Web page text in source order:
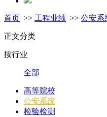
首页 >> 工程业绩 >> 公安系
正文分类
按行业
全部
高等院校
公安系统
检验检测